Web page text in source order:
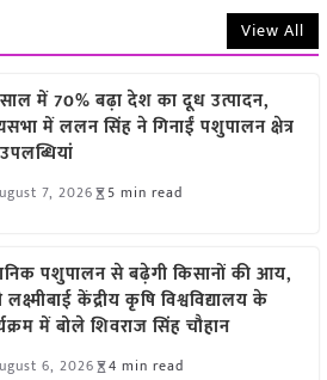
View All
में 70% बढ़ा देश का दूध उत्पादन,
में ललन सिंह ने गिनाईं पशुपालन क्षेत्र
7, 2026 5 min read
पशुपालन से बढ़ेगी किसानों की आय,
लक्ष्मीबाई केंद्रीय कृषि विश्वविद्यालय के
में बोले शिवराज सिंह चौहान
6, 2026 4 min read